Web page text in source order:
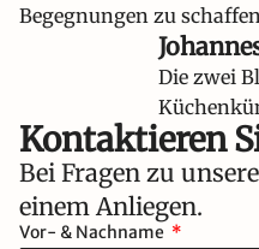
Begegnungen zu
Die zwei
Kontaktieren
Bei Fragen zu
einem Anliegen.
Vor- & Nachname